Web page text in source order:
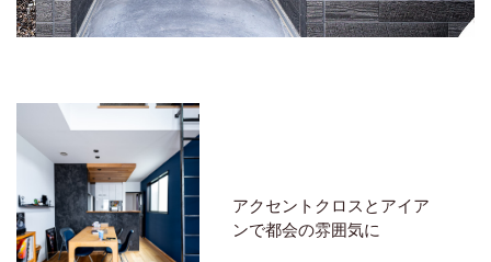
アクセントクロスとアイア
ンで都会の雰囲気に